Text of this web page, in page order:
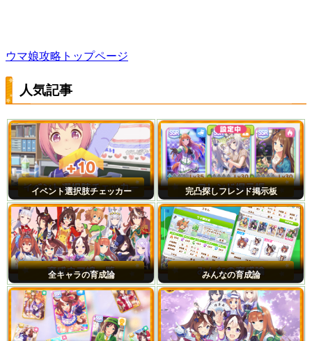
ウマ娘攻略トップページ
人気記事
イベント選択肢チェッカー 完凸探しフレンド掲示板
全キャラの育成論 みんなの育成論